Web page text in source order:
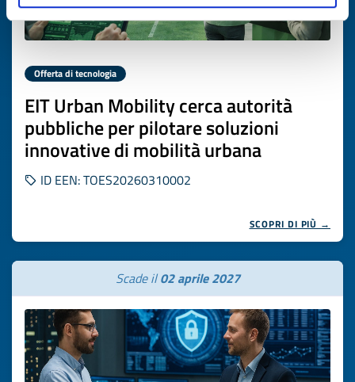
Offerta di tecnologia
EIT Urban Mobility cerca autorità
pubbliche per pilotare soluzioni
innovative di mobilità urbana
ID EEN: TOES20260310002
SCOPRI DI PIÙ →
Scade il02 aprile 2027